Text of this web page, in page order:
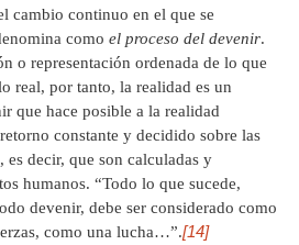
cambio continuo en el que se
como el proceso del devenir.
o representación ordenada de lo que
real, por tanto, la realidad es un
que hace posible a la realidad
constante y decidido sobre las
es decir, que son calculadas y
humanos. “Todo lo que sucede,
devenir, debe ser considerado como
como una lucha…”.[14]